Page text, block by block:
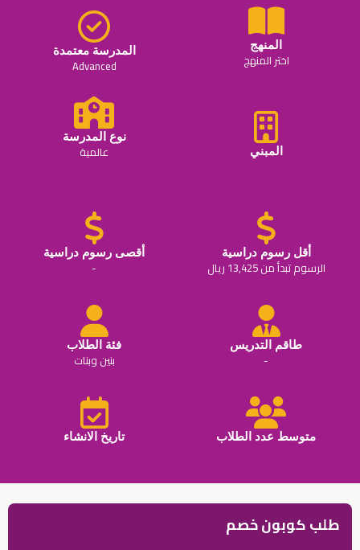
المنهج
اختر المنهج
المدرسة معتمدة
Advanced
المبني
نوع المدرسة
عالمية
أقل رسوم دراسية
الرسوم تبدأ من 13,425 ريال
أقصى رسوم دراسية
-
طاقم التدريس
-
فئة الطلاب
بنين وبنات
متوسط عدد الطلاب تاريخ الانشاء
طلب كوبون خصم